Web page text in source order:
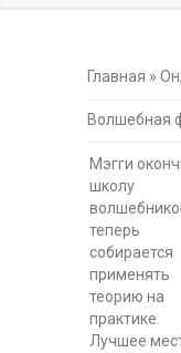
Главная »
Волшебная
Мэгги
школу
теперь
собирается
применять
теорию на
практике.
Лучшее